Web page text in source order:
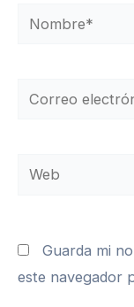
Nombre*
Correo
Web
Guarda mi
este navegador